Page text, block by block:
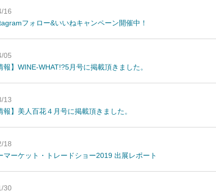
16
フォロー&いいねキャンペーン開催中！
05
報】WINE-WHAT!?5月号に掲載頂きました。
13
報】美人百花４月号に掲載頂きました。
18
マーケット・トレードショー2019 出展レポート
30